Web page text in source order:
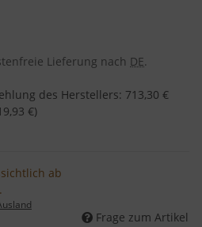
Lieferung nach DE.
des Herstellers: 713,30 €
€)
ab
Frage zum Artikel